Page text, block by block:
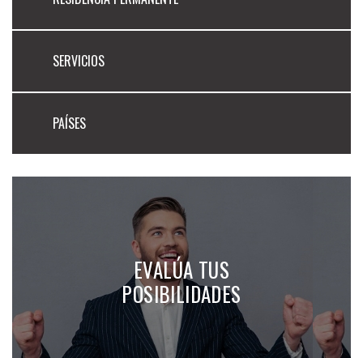
SERVICIOS
PAÍSES
EVALÚA TUS
POSIBILIDADES